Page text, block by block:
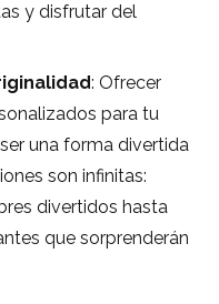
y disfrutar del
: Ofrecer
para tu
una forma divertida
son infinitas:
divertidos hasta
que sorprenderán